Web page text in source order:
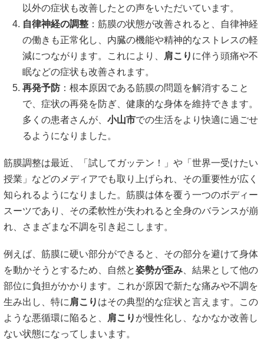
以外の症状も改善したとの声をいただいています。
自律神経の調整 ：筋膜の状態が改善されると、自律神経
の働きも正常化し、内臓の機能や精神的なストレスの軽
減につながります。これにより、
肩こり に伴う頭痛や不
眠などの症状も改善されます。
再発予防 ：根本原因である筋膜の問題を解消すること
で、症状の再発を防ぎ、健康的な身体を維持できます。
多くの患者さんが、 小山市での生活をより快適に過ごせ
るようになりました。
筋膜調整は最近、「試してガッテン！」や「世界一受けたい
授業」などのメディアでも取り上げられ、その重要性が広く
知られるようになりました。筋膜は体を覆う一つのボディー
スーツであり、その柔軟性が失われると全身のバランスが崩
れ、さまざまな不調を引き起こします。
例えば、筋膜に硬い部分ができると、その部分を避けて身体
を動かそうとするため、自然と姿勢が歪み 、結果として他の
部位に負担がかかります。これが原因で新たな痛みや不調を
生み出し、特に 肩こり はその典型的な症状と言えます。この
ような悪循環に陥ると、
肩こり が慢性化し、なかなか改善し
ない状態になってしまいます。